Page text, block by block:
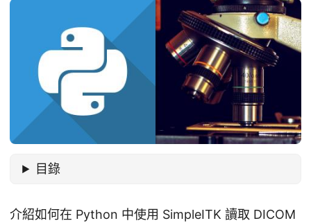
目錄
介紹如何在 Python 中使用 SimpleITK 讀取 DICOM